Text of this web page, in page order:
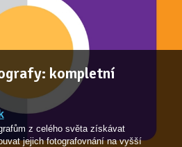
kompletní
z celého světa získávat
jejich fotografovnání na vyšší